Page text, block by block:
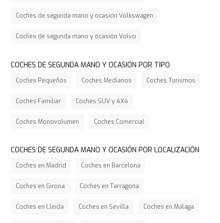
Coches de segunda mano y ocasión Volkswagen
Coches de segunda mano y ocasión Volvo
COCHES DE SEGUNDA MANO Y OCASIÓN POR TIPO
Coches Pequeños Coches Medianos Coches Turismos
Coches Familiar Coches SUV y 4X4
Coches Monovolumen Coches Comercial
COCHES DE SEGUNDA MANO Y OCASIÓN POR LOCALIZACIÓN
Coches en Madrid Coches en Barcelona
Coches en Girona Coches en Tarragona
Coches en Lleida Coches en Sevilla Coches en Málaga